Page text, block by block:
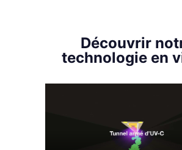
Découvrir
technologie en